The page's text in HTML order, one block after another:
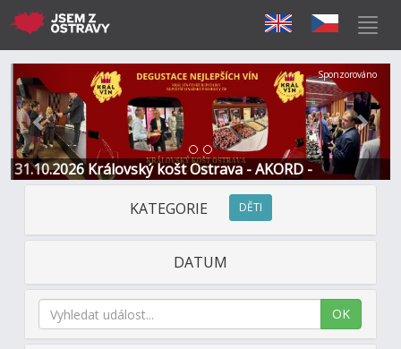
31.10.2026 Královský košt Ostrava - AKORD -
Restaurace a Hotel
Předchozí Další
Sponzorováno
KATEGORIE DĚTI
DATUM
OK